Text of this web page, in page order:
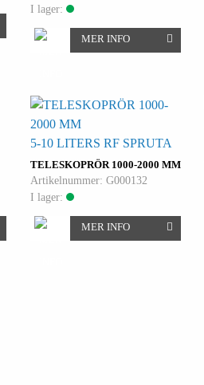
I lager:
MER INFO
TELESKOPRÖR 1000-2000 MM
5-10 LITERS RF SPRUTA
Artikelnummer: G000132
I lager:
MER INFO